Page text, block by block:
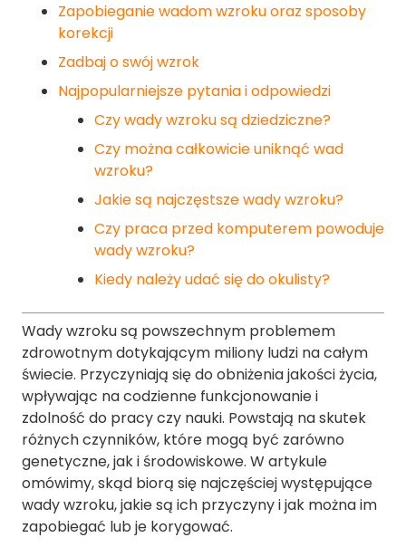
Zapobieganie wadom wzroku oraz sposoby
korekcji
Zadbaj o swój wzrok
Najpopularniejsze pytania i odpowiedzi
Czy wady wzroku są dziedziczne?
Czy można całkowicie uniknąć wad
wzroku?
Jakie są najczęstsze wady wzroku?
Czy praca przed komputerem powoduje
wady wzroku?
Kiedy należy udać się do okulisty?
Wady wzroku są powszechnym problemem
zdrowotnym dotykającym miliony ludzi na całym
świecie. Przyczyniają się do obniżenia jakości życia,
wpływając na codzienne funkcjonowanie i
zdolność do pracy czy nauki. Powstają na skutek
różnych czynników, które mogą być zarówno
genetyczne, jak i środowiskowe. W artykule
omówimy, skąd biorą się najczęściej występujące
wady wzroku, jakie są ich przyczyny i jak można im
zapobiegać lub je korygować.